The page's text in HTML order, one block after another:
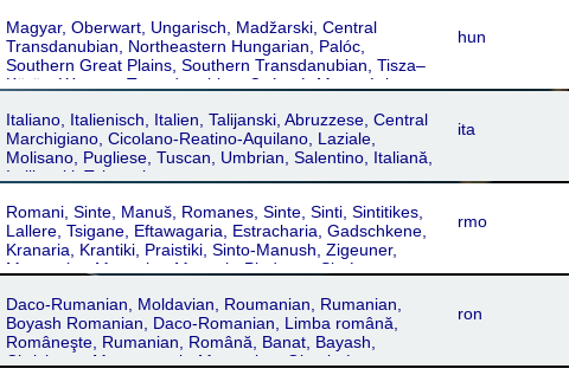
hun
Magyar, Oberwart, Ungarisch, Madžarski, Central
Transdanubian, Northeastern Hungarian, Palóc,
Southern Great Plains, Southern Transdanubian, Tisza–
Körös, Western Transdanubian, Csángó, Mezoségi,
ita
Italiano, Italienisch, Italien, Talijanski, Abruzzese, Central
Marchigiano, Cicolano-Reatino-Aquilano, Laziale,
Molisano, Pugliese, Tuscan, Umbrian, Salentino, Italiană,
Italijanski, Talyaaniga
rmo
Romani, Sinte, Manuš, Romanes, Sinte, Sinti, Sintitikes,
Lallere, Tsigane, Eftawagaria, Estracharia, Gadschkene,
Kranaria, Krantiki, Praistiki, Sinto-Manush, Zigeuner,
Manouche, Manuche, Manush, Piedmont Sintí,
Abbruzzesi, Serbian Romani, Slovenian-Croatian
Romani, Sasítka Romá
ron
Daco-Rumanian, Moldavian, Roumanian, Rumanian,
Boyash Romanian, Daco-Romanian, Limba română,
Româneşte, Rumanian, Română, Banat, Bayash,
Chrishana, Maramuresh, Muntenian, Oltenia-Lesser